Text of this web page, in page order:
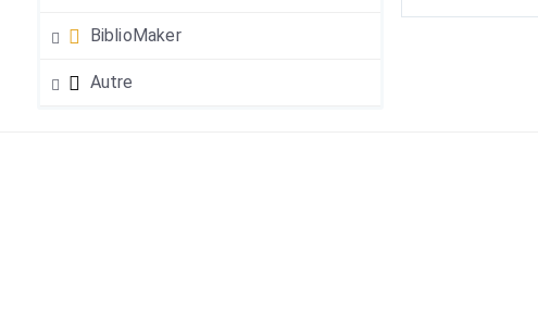
BiblioMaker
Autre